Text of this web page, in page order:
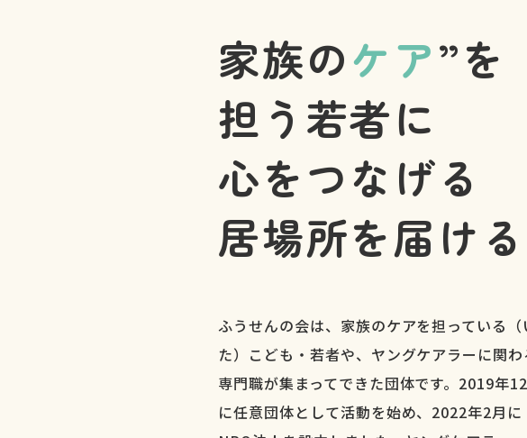
家族のケア”を
担う若者に
心をつなげる
居場所を届ける
ふうせんの会は、家族のケアを担っている（
た）こども・若者や、ヤングケアラーに関わ
専門職が集まってできた団体です。2019年
に任意団体として活動を始め、2022年2月に